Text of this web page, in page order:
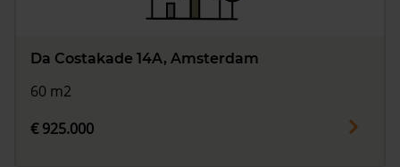
Da Costakade 14A, Amsterdam
60 m2
€ 925.000